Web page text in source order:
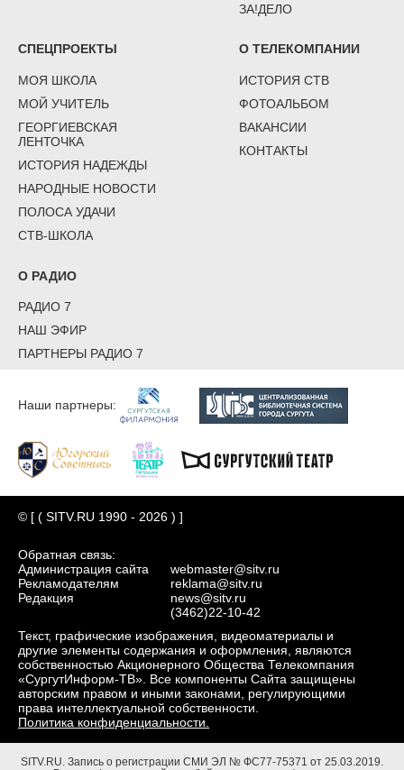
ЗА!ДЕЛО
СПЕЦПРОЕКТЫ
МОЯ ШКОЛА
МОЙ УЧИТЕЛЬ
ГЕОРГИЕВСКАЯ
ЛЕНТОЧКА
ИСТОРИЯ НАДЕЖДЫ
НАРОДНЫЕ НОВОСТИ
ПОЛОСА УДАЧИ
СТВ-ШКОЛА
О ТЕЛЕКОМПАНИИ
ИСТОРИЯ СТВ
ФОТОАЛЬБОМ
ВАКАНСИИ
КОНТАКТЫ
О РАДИО
РАДИО 7
НАШ ЭФИР
ПАРТНЕРЫ РАДИО 7
Наши партнеры:
© [ ( SITV.RU 1990 - 2026 ) ]
Обратная связь:
Администрация сайта
Рекламодателям
Редакция
webmaster@sitv.ru
reklama@sitv.ru
news@sitv.ru
(3462)22-10-42
Текст, графические изображения, видеоматериалы и
другие элементы содержания и оформления, являются
собственностью Акционерного Общества Телекомпания
«СургутИнформ-ТВ». Все компоненты Сайта защищены
авторским правом и иными законами, регулирующими
права интеллектуальной собственности.
Политика конфиденциальности.
SITV.RU. Запись о регистрации СМИ ЭЛ № ФС77-75371 от 25.03.2019.